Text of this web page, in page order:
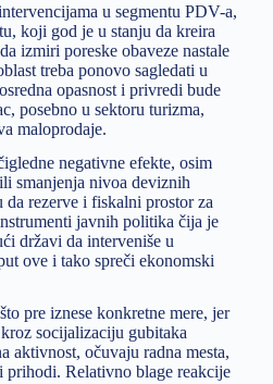
u segmentu PDV-a,
koji god je u stanju da kreira
izmiri poreske obaveze nastale
treba ponovo sagledati u
opasnost i privredi bude
posebno u sektoru turizma,
maloprodaje.
negativne efekte, osim
smanjenja nivoa deviznih
rezerve i fiskalni prostor za
javnih politika čija je
državi da interveniše u
ove i tako spreči ekonomski
pre iznese konkretne mere, jer
socijalizaciju gubitaka
aktivnost, očuvaju radna mesta,
prihodi. Relativno blage reakcije